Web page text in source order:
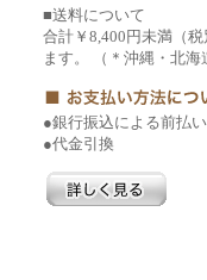
■送料について
合計￥8,400円未満（
ます。 （＊沖縄・北
●銀行振込による前払い
●代金引換